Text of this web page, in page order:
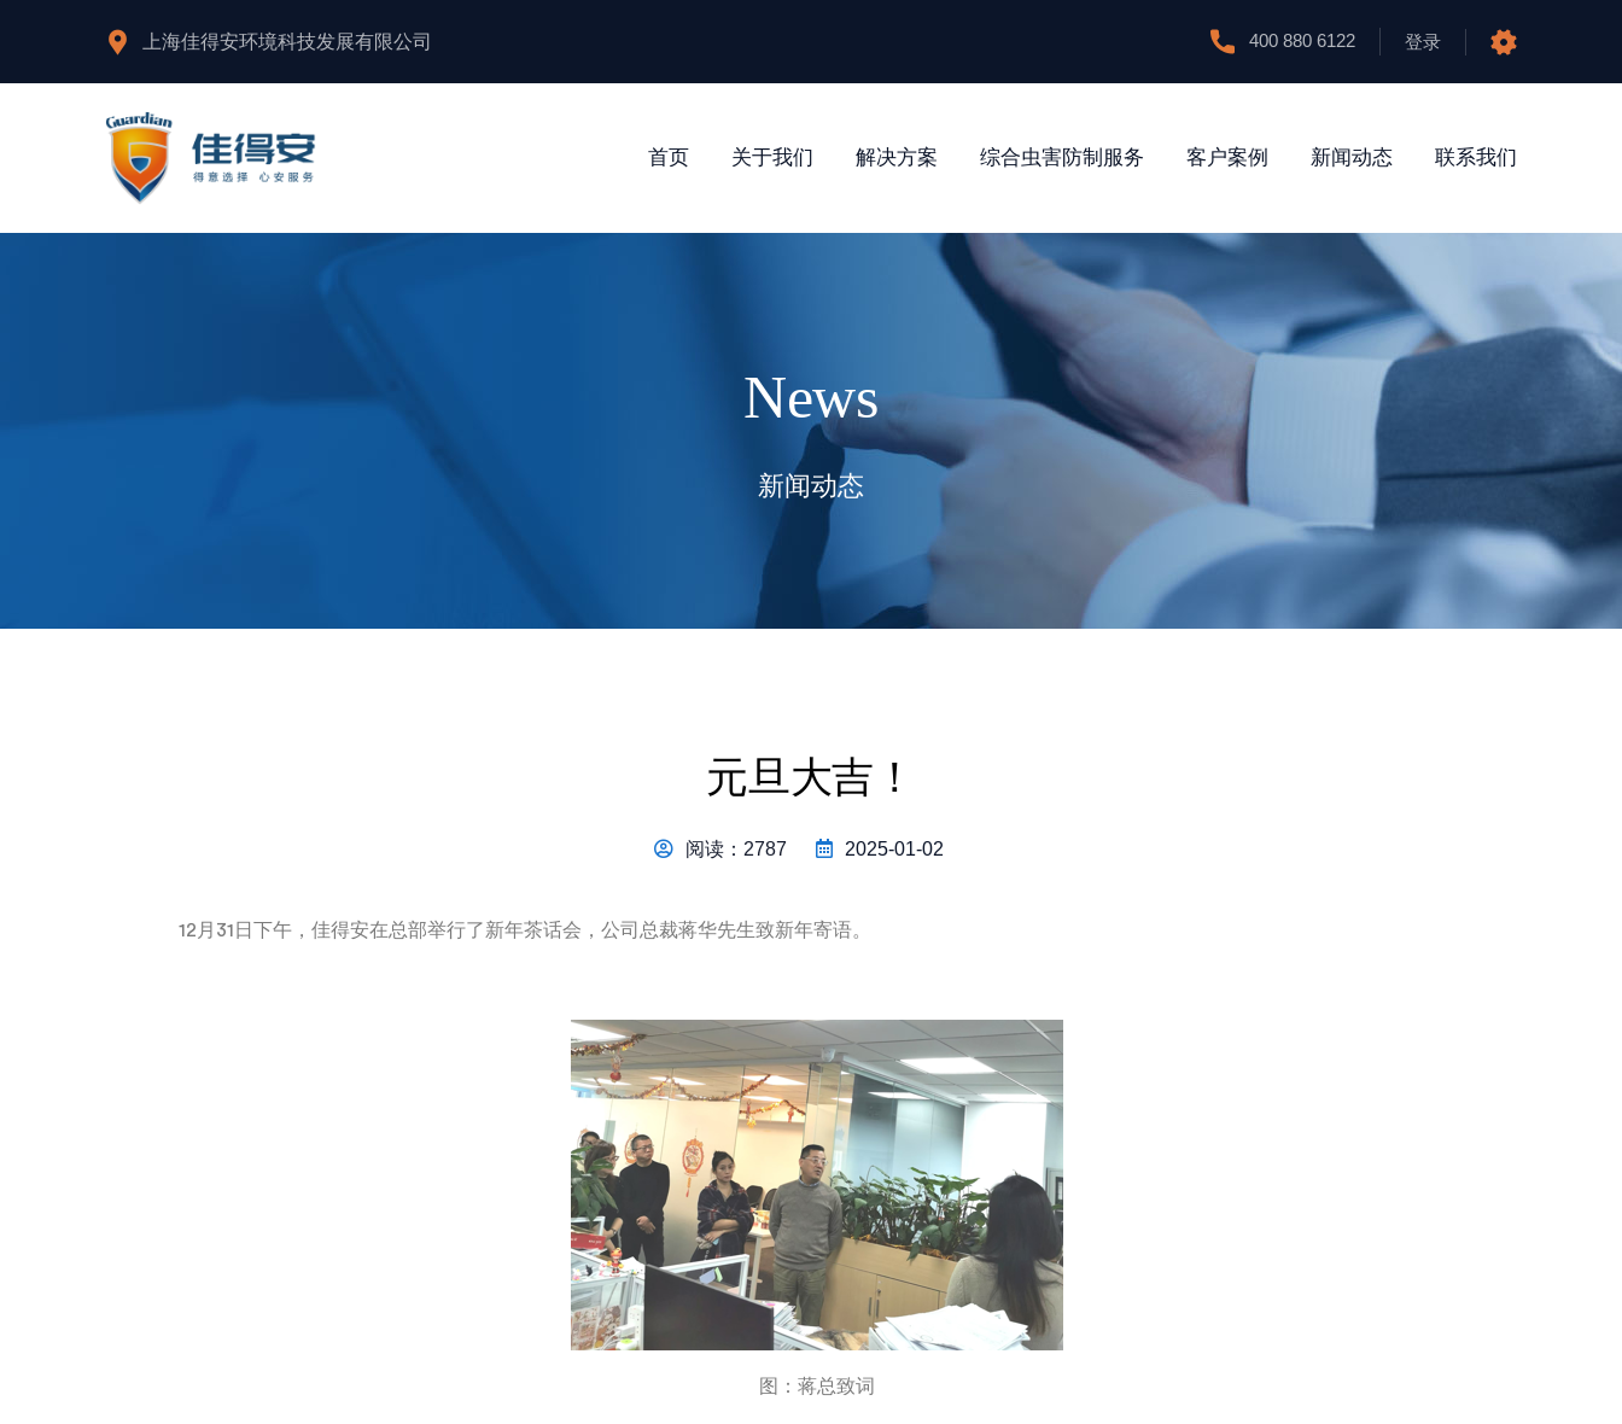
上海佳得安环境科技发展有限公司 400 880 6122 登录
首页 关于我们 解决方案 综合虫害防制服务 客户案例 新闻动态 联系我们
News
新闻动态
元旦大吉！
阅读：2787 2025-01-02
12 月 31 日下午，佳得安在总部举行了新年茶话会，公司总裁蒋华先生致新年寄语。
图：蒋总致词